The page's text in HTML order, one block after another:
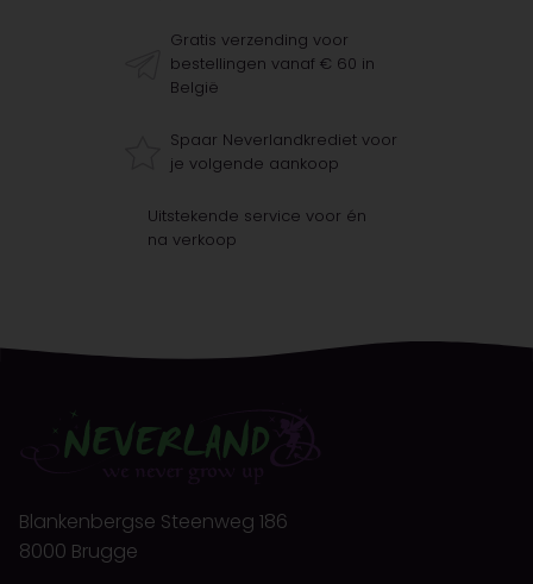
Gratis verzending voor
bestellingen vanaf € 60 in
België
Spaar Neverlandkrediet voor
je volgende aankoop
Uitstekende service voor én
na verkoop
Blankenbergse Steenweg 186
8000 Brugge